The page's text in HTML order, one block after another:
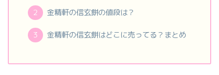
金精軒の信玄餅の値段は？
金精軒の信玄餅はどこに売ってる？まとめ